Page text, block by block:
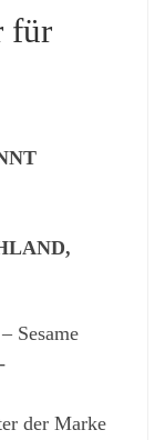
für
– Sesame
der Marke